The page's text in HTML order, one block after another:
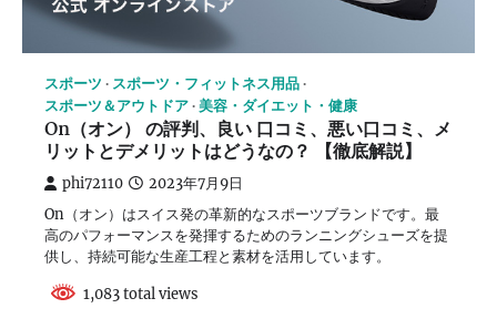
スポーツ
スポーツ・フィットネス用品
スポーツ＆アウトドア 美容・ダイエット・健康
On（オン） の評判、良い 口コミ、悪い口コミ、メ
リットとデメリットはどうなの？ 【徹底解説】
phi72110 2023年7月9日
On（オン）はスイス発の革新的なスポーツブランドです。最
高のパフォーマンスを発揮するためのランニングシューズを提
供し、持続可能な生産工程と素材を活用しています。
1,083 total views